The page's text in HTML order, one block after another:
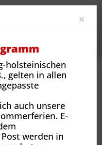
×
holsteinischen
gelten in allen
auch unsere
E-
werden in